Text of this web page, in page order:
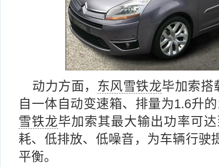
动力方面， 东风雪铁龙毕加索搭
自一体自动变速箱、排量为1.6升
雪铁龙毕加索其最大输出功率可
耗、低排放、低噪音，为车辆行驶
平衡。